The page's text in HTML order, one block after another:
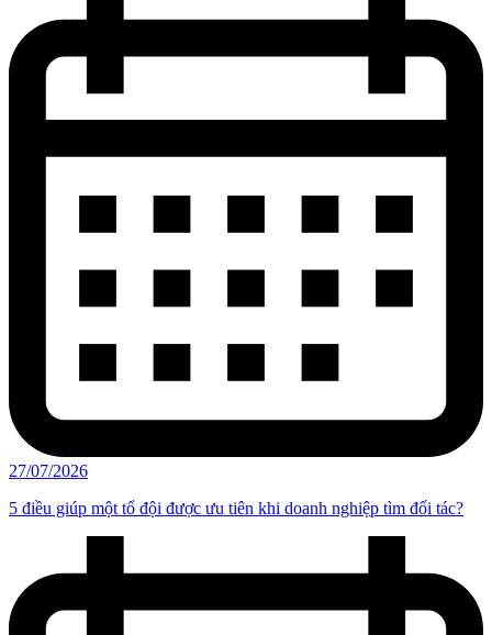
27/07/2026
5 điều giúp một tổ đội được ưu tiên khi doanh nghiệp tìm đối tác?